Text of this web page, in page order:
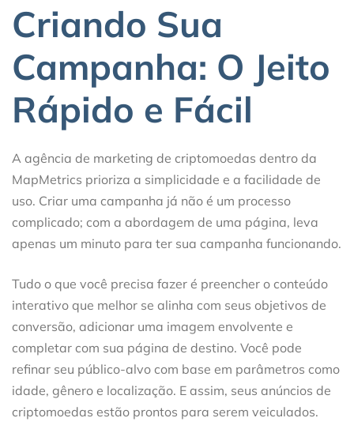
Criando Sua
Campanha: O Jeito
Rápido e Fácil
A agência de marketing de criptomoedas dentro da
MapMetrics prioriza a simplicidade e a facilidade de
uso. Criar uma campanha já não é um processo
complicado; com a abordagem de uma página, leva
apenas um minuto para ter sua campanha funcionando.
Tudo o que você precisa fazer é preencher o conteúdo
interativo que melhor se alinha com seus objetivos de
conversão, adicionar uma imagem envolvente e
completar com sua página de destino. Você pode
refinar seu público-alvo com base em parâmetros como
idade, gênero e localização. E assim, seus anúncios de
criptomoedas estão prontos para serem veiculados.